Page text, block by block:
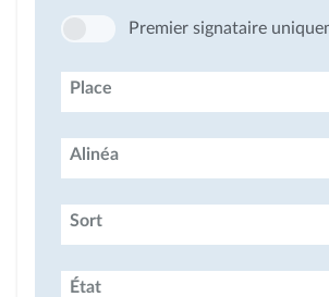
Premier signataire
Place
Alinéa
Sort
État